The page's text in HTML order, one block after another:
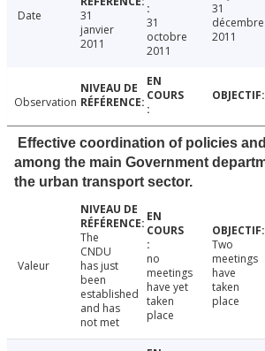
Date
31
janvier
2011
31
octobre
2011
31
décembre
2011
Observation
Effective coordination of policies
among the main Government
the urban transport sector.
Valeur
The
CNDU
has just
been
established
and has
not met
no
meetings
have yet
taken
place
Two
meetings
have
taken
place